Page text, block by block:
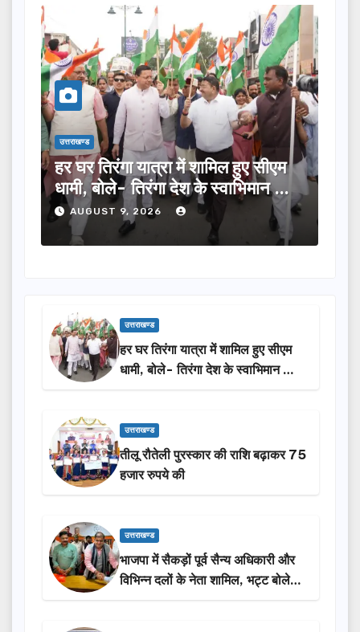
यात्रा में शामिल हुए सीएम
तिरंगा देश के स्वाभिमान का
9, 2026
उत्तराखण्ड
भाजपा में सैकड़ों
विभिन्न दलों के
2027 में जीत की
AUGUST 9, 2026
उत्तराखण्ड
हर घर तिरंगा यात्रा में शामिल हुए सीएम
धामी, बोले- तिरंगा देश के स्वाभिमान का
प्रतीक
उत्तराखण्ड
तीलू रौतेली पुरस्कार की राशि बढ़ाकर 75
हजार रुपये की
उत्तराखण्ड
भाजपा में सैकड़ों पूर्व सैन्य अधिकारी और
विभिन्न दलों के नेता शामिल, भट्ट बोले-
2027 में जीत की हैट्रिक लगाएगी पार्टी